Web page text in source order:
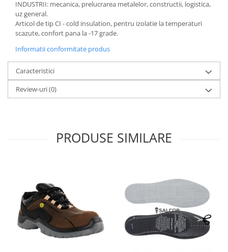
Manecute
Manusi fibre speciale
Manusi fibre speciale impregnate
Manusi latex
Manusi neopren
Manusi tricot impregnat
Manusi zale
Outdoor
INDUSTRII: mecanica, prelucrarea metalelor, constructii, logistica,
uz general.
Articol de tip CI - cold insulation, pentru izolatie la temperaturi
scazute, confort pana la -17 grade.
Informatii conformitate produs
Caracteristici
Review-uri(0)
PRODUSE SIMILARE